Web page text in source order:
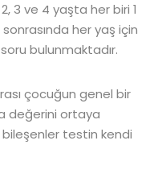
2, 3 ve 4 yaşta her biri 1
her yaş için
bulunmaktadır.
çocuğun genel bir
değerini ortaya
bileşenler testin kendi